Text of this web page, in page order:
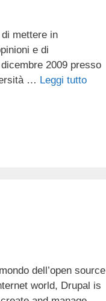
mettere in
e di
2009 presso
… Leggi tutto
dell’open source
world, Drupal is